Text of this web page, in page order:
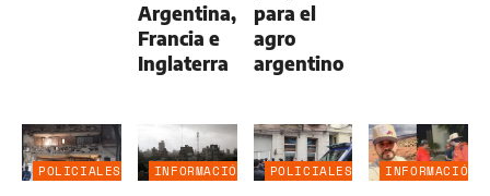
Argentina,
Francia e
Inglaterra
para el
agro
argentino
POLICIALES
INFORMACIÓN
POLICIALES
INFORMACIÓN